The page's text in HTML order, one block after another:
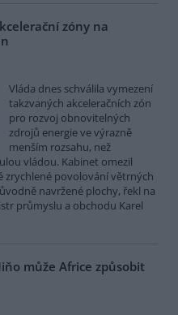
zóny na
Vláda dnes schválila vymezení
takzvaných akceleračních zón
pro rozvoj obnovitelných
zdrojů energie ve výrazně
menším rozsahu, než
vládou. Kabinet omezil
zrychlené povolování větrných
navržené plochy, řekl na
průmyslu a obchodu Karel
může Africe způsobit